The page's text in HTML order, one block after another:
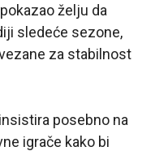
želju da
sledeće sezone,
za stabilnost
posebno na
igrače kako bi